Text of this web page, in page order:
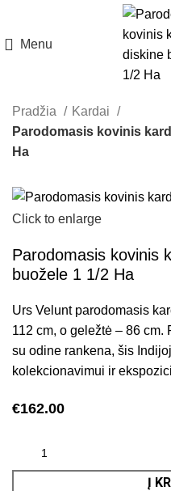
Menu
Pradžia
Kardai
Parodomasis kovinis
Ha
Click to enlarge
Parodomasis kovinis
buožele 1 1/2 Ha
Urs Velunt parodomasis
112 cm, o geležtė – 86
su odine rankena, šis
kolekcionavimui ir
€162.00
Į